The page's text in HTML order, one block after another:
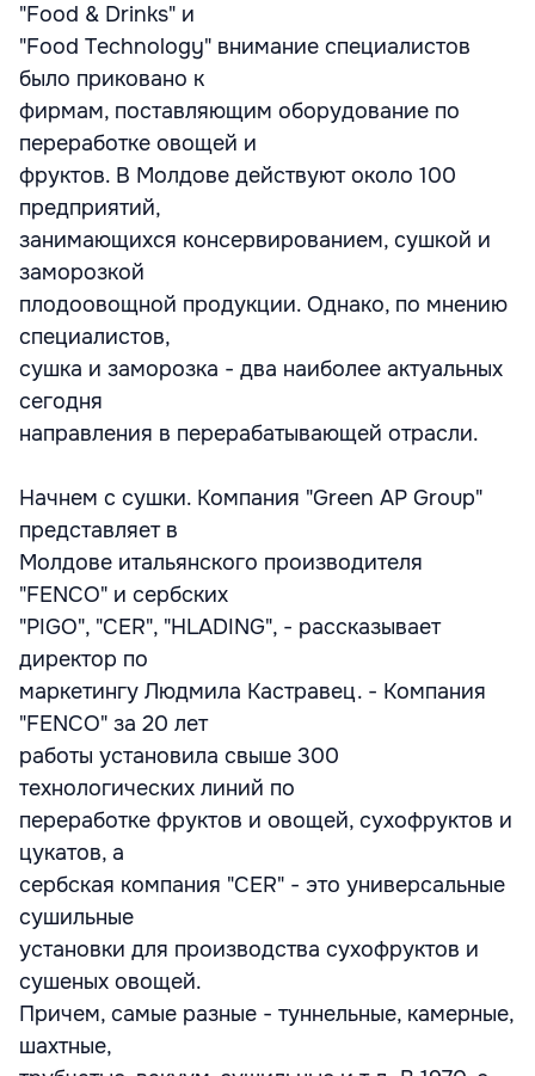
"Food & Drinks" и
"Food Technology" внимание специалистов
было приковано к
фирмам, поставляющим оборудование по
переработке овощей и
фруктов. В Молдове действуют около 100
предприятий,
занимающихся консервированием, сушкой и
заморозкой
плодоовощной продукции. Однако, по мнению
специалистов,
сушка и заморозка - два наиболее актуальных
сегодня
направления в перерабатывающей отрасли.
Начнем с сушки. Компания "Green AP Group"
представляет в
Молдове итальянского производителя
"FENCO" и сербских
"PIGO", "CER", "HLADING", - рассказывает
директор по
маркетингу Людмила Кастравец. - Компания
"FENCO" за 20 лет
работы установила свыше 300
технологических линий по
переработке фруктов и овощей, сухофруктов и
цукатов, а
сербская компания "CER" - это универсальные
сушильные
установки для производства сухофруктов и
сушеных овощей.
Причем, самые разные - туннельные, камерные,
шахтные,